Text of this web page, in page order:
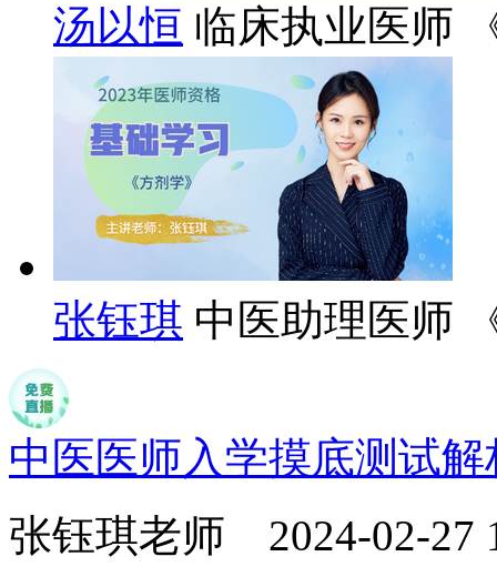
汤以恒 临床执业医师
张钰琪 中医助理医师
中医医师入学摸底测试解
张钰琪老师 2024-02-27